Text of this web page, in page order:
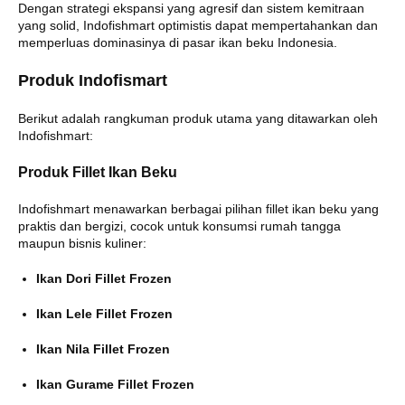
Dengan strategi ekspansi yang agresif dan sistem kemitraan
yang solid, Indofishmart optimistis dapat mempertahankan dan
memperluas dominasinya di pasar ikan beku Indonesia.
Produk Indofismart
Berikut adalah rangkuman produk utama yang ditawarkan oleh
Indofishmart:
Produk Fillet Ikan Beku
Indofishmart menawarkan berbagai pilihan fillet ikan beku yang
praktis dan bergizi, cocok untuk konsumsi rumah tangga
maupun bisnis kuliner:
Ikan Dori Fillet Frozen
Ikan Lele Fillet Frozen
Ikan Nila Fillet Frozen
Ikan Gurame Fillet Frozen